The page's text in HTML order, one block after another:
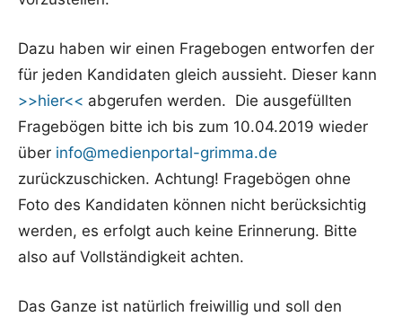
Dazu haben wir einen Fragebogen entworfen der
für jeden Kandidaten gleich aussieht. Dieser kann
>>hier<< abgerufen werden. Die ausgefüllten
Fragebögen bitte ich bis zum 10.04.2019 wieder
über info@medienportal-grimma.de
zurückzuschicken. Achtung! Fragebögen ohne
Foto des Kandidaten können nicht berücksichtig
werden, es erfolgt auch keine Erinnerung. Bitte
also auf Vollständigkeit achten.
Das Ganze ist natürlich freiwillig und soll den